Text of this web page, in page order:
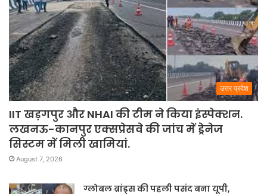
उत्तर प्रदेश
IIT खड़गपुर और NHAI की टीम ने किया इंस्पेक्शन.
लखनऊ-कानपुर एक्सप्रेसवे की जांच में ड्रेनेज
सिस्टम में मिली खामियां.
August 7, 2026
ग्लोबल ब्रांड्स की पहली पसंद बना यूपी,